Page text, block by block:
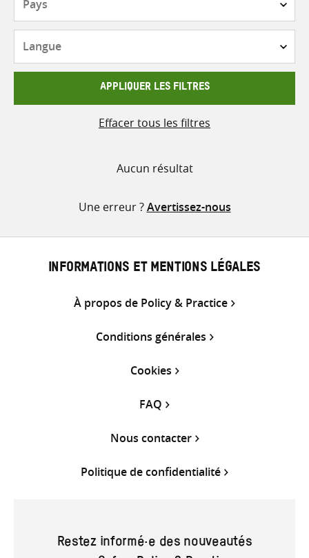
APPLIQUER LES FILTRES
Effacer tous les filtres
Aucun résultat
Une erreur ?Avertissez-nous
INFORMATIONS ET MENTIONS LÉGALES
À propos de Policy & Practice
Conditions générales
Cookies
FAQ
Nous contacter
Politique de confidentialité
Restez informé·e des nouveautés